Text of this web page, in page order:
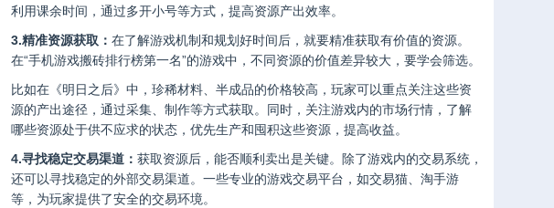
利用课余时间，通过多开小号等方式，提高资源产出效率。
3.精准资源获取： 在了解游戏机制和规划好时间后，就要精准获取有价值的资源。
在“手机游戏搬砖排行榜第一名”的游戏中，不同资源的价值差异较大，要学会筛选。
比如在《明日之后》中，珍稀材料、半成品的价格较高，玩家可以重点关注这些资
源的产出途径，通过采集、制作等方式获取。同时，关注游戏内的市场行情，了解
哪些资源处于供不应求的状态，优先生产和囤积这些资源，提高收益。
4.寻找稳定交易渠道： 获取资源后，能否顺利卖出是关键。除了游戏内的交易系统，
还可以寻找稳定的外部交易渠道。一些专业的游戏交易平台，如交易猫、淘手游
等，为玩家提供了安全的交易环境。